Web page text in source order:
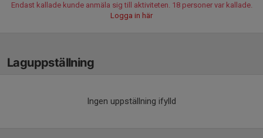
Endast kallade kunde anmäla sig till aktiviteten. 18 personer var kallade.
Logga in här
Laguppställning
Ingen uppställning ifylld